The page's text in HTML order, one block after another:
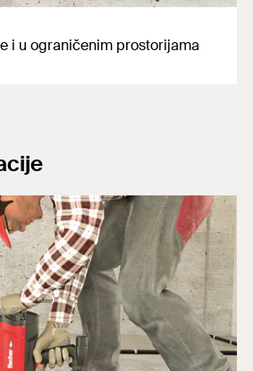
i u ograničenim prostorijama